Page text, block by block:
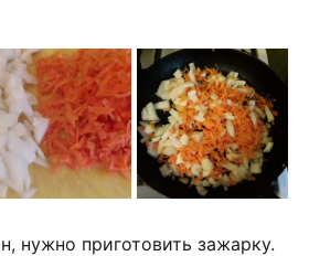
нужно приготовить зажарку.